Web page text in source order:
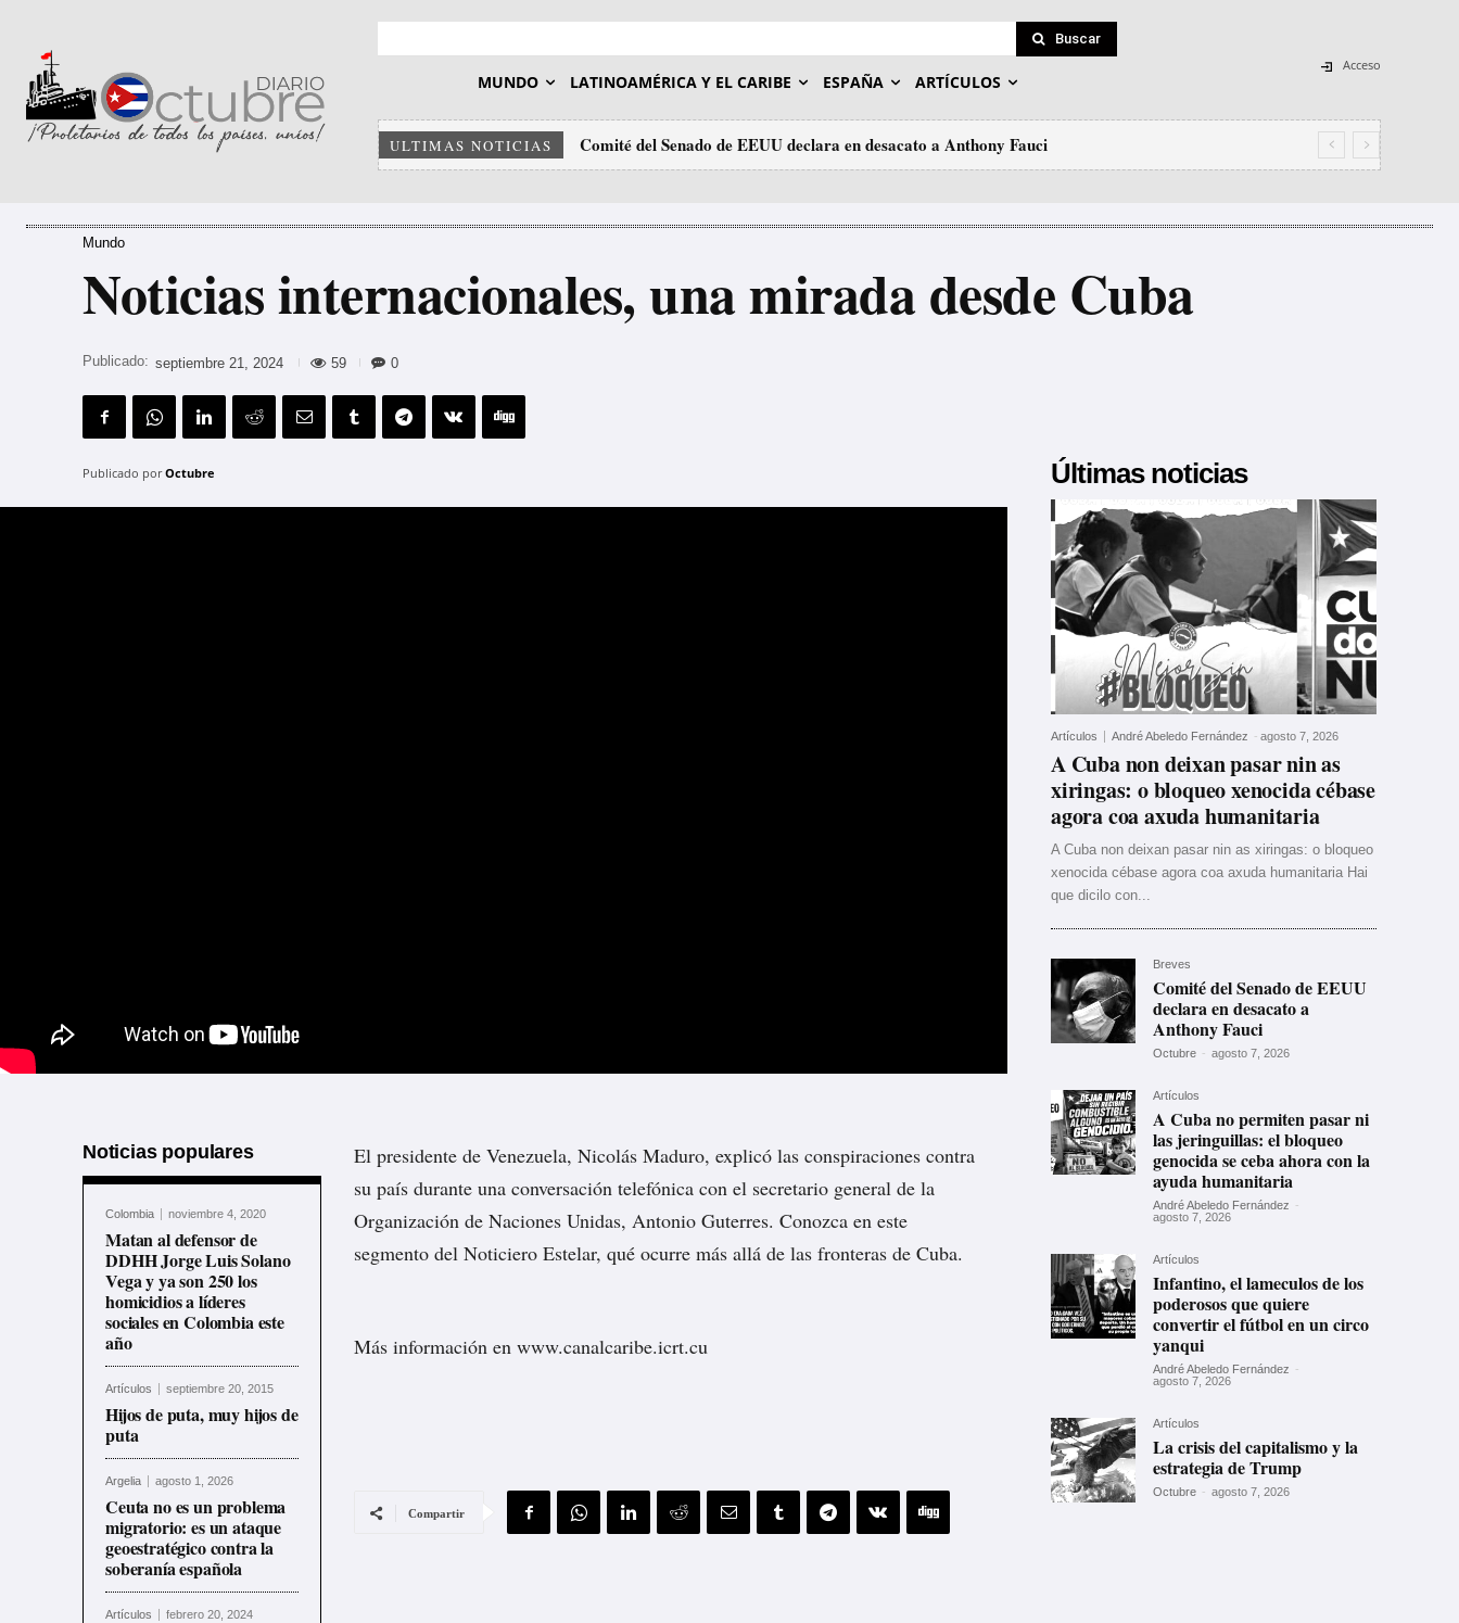
Buscar
MUNDO LATINOAMÉRICA Y EL CARIBE ESPAÑA ARTÍCULOS
Acceso
ULTIMAS NOTICIAS Comité del Senado de EEUU declara en desacato a Anthony Fauci
A Cuba no permiten pasar ni las jeringuillas: el bloqueo genocida se ceba ahora con la ayuda
humanitaria
Mundo
Noticias internacionales, una mirada desde Cuba
Publicado: septiembre 21, 2024 59 0
Publicado por Octubre
Noticias populares
Colombia noviembre 4, 2020
Matan al defensor de
DDHH Jorge Luis Solano
Vega y ya son 250 los
homicidios a líderes
sociales en Colombia este
año
Artículos septiembre 20, 2015
Hijos de puta, muy hijos de
puta
Argelia agosto 1, 2026
Ceuta no es un problema
migratorio: es un ataque
geoestratégico contra la
soberanía española
Artículos febrero 20, 2024
El presidente de Venezuela, Nicolás Maduro, explicó las conspiraciones contra
su país durante una conversación telefónica con el secretario general de la
Organización de Naciones Unidas, Antonio Guterres. Conozca en este
segmento del Noticiero Estelar, qué ocurre más allá de las fronteras de Cuba.
Más información en www.canalcaribe.icrt.cu
Compartir
Últimas noticias
Artículos André Abeledo Fernández - agosto 7, 2026
A Cuba non deixan pasar nin as
xiringas: o bloqueo xenocida cébase
agora coa axuda humanitaria
A Cuba non deixan pasar nin as xiringas: o bloqueo
xenocida cébase agora coa axuda humanitaria Hai
que dicilo con...
Breves
Comité del Senado de EEUU
declara en desacato a
Anthony Fauci
Octubre - agosto 7, 2026
Artículos
A Cuba no permiten pasar ni
las jeringuillas: el bloqueo
genocida se ceba ahora con la
ayuda humanitaria
André Abeledo Fernández -
agosto 7, 2026
Artículos
Infantino, el lameculos de los
poderosos que quiere
convertir el fútbol en un circo
yanqui
André Abeledo Fernández -
agosto 7, 2026
Artículos
La crisis del capitalismo y la
estrategia de Trump
Octubre - agosto 7, 2026